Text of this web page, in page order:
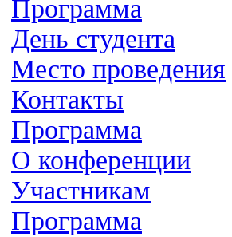
Программа
День студента
Место проведения
Контакты
Программа
О конференции
Участникам
Программа